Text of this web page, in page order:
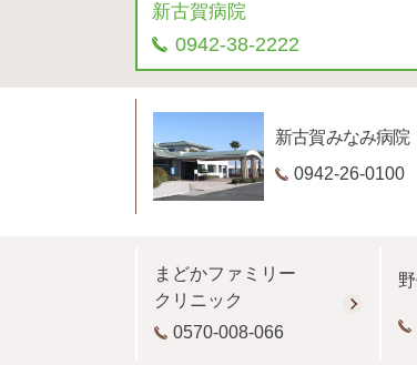
新古賀病院
0942-38-2222
新古賀みなみ病院
0942-26-0100
まどかファミリー
クリニック
0570-008-066